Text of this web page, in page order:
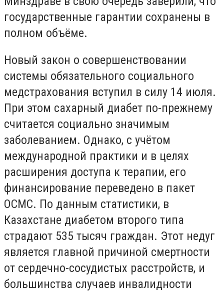
государственные гарантии сохранены в
полном объёме.
Новый закон о совершенствовании
системы обязательного социального
медстрахования вступил в силу 14 июля.
При этом сахарный диабет по-прежнему
считается социально значимым
заболеванием. Однако, с учётом
международной практики и в целях
расширения доступа к терапии, его
финансирование переведено в пакет
ОСМС. По данным статистики, в
Казахстане диабетом второго типа
страдают 535 тысяч граждан. Этот недуг
является главной причиной смертности
от сердечно-сосудистых расстройств, и
большинства случаев инвалидности